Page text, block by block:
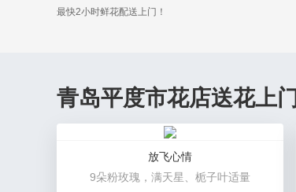
最快2小时鲜花配送上门！
青岛平度市花店送花上门
放飞心情
9朵粉玫瑰，满天星、栀子叶适量